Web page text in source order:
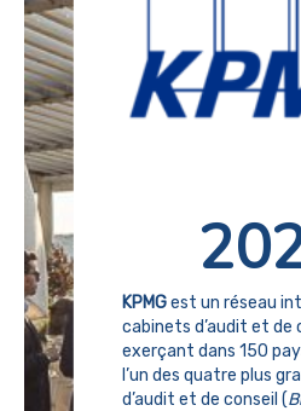
KPMGest un réseau
cabinets d’audit et de
exerçant dans 150
l’un des quatre plus
d’audit et de conseil (